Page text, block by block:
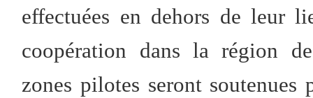
effectuées en dehors de leur
coopération dans la région
zones pilotes seront